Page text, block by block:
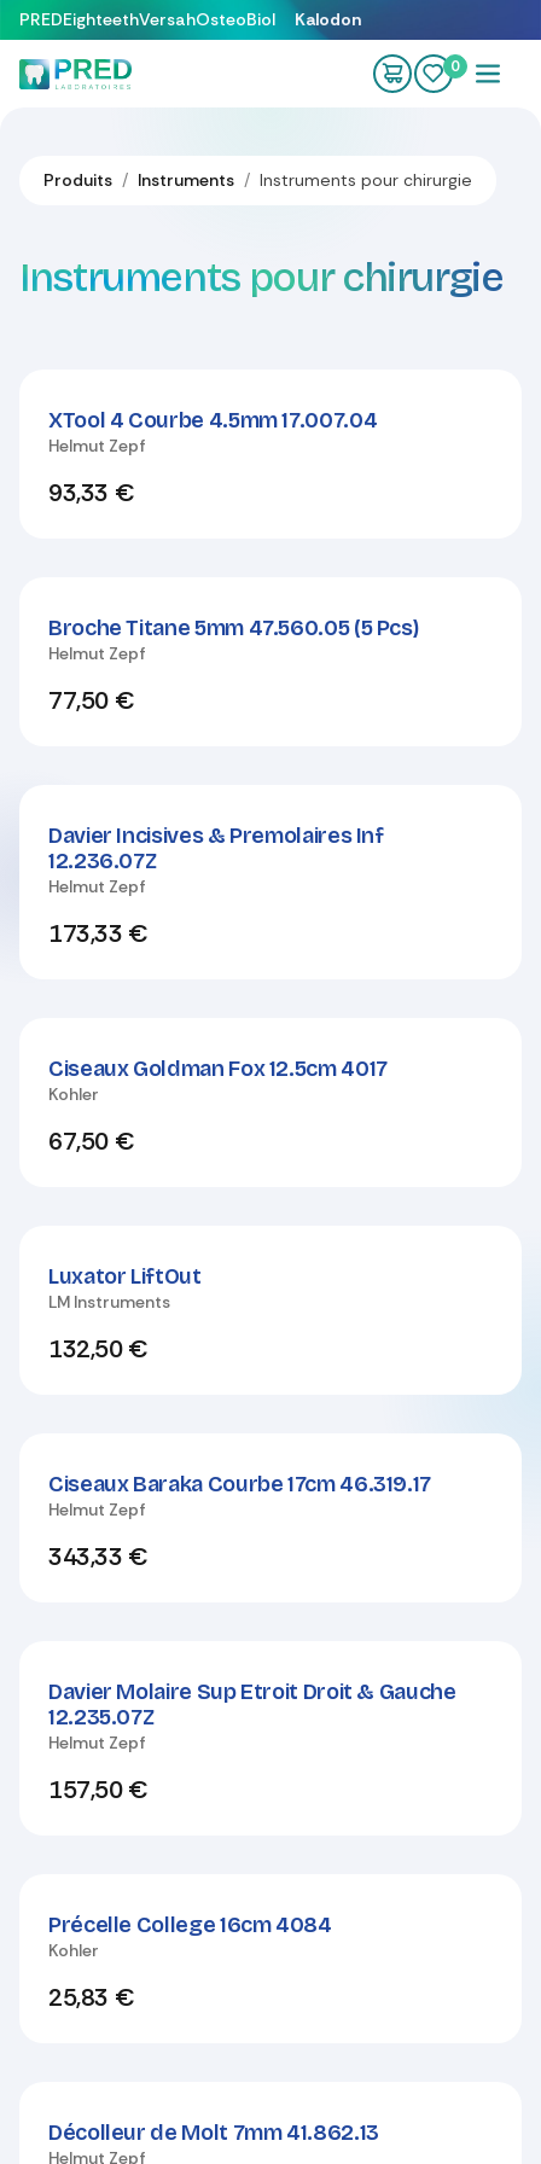
Se rendre au contenu
PREDEighteethVersahOsteoBiol Kalodon
0
Produits Instruments Instruments pour chirurgie
Instruments pour chirurgie
XTool 4 Courbe 4.5mm 17.007.04
Helmut Zepf
93,33 €
Broche Titane 5mm 47.560.05 (5 Pcs)
Helmut Zepf
77,50 €
Davier Incisives & Premolaires Inf
12.236.07Z
Helmut Zepf
173,33 €
Ciseaux Goldman Fox 12.5cm 4017
Kohler
67,50 €
Luxator LiftOut
LM Instruments
132,50€
Ciseaux Baraka Courbe 17cm 46.319.17
Helmut Zepf
343,33 €
Davier Molaire Sup Etroit Droit & Gauche
12.235.07Z
Helmut Zepf
157,50€
Précelle College 16cm 4084
Kohler
25,83 €
Décolleur de Molt 7mm 41.862.13
Helmut Zepf